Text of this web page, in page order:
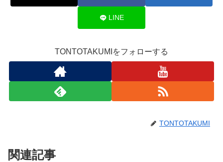
LINE
TONTOTAKUMIをフォローする
TONTOTAKUMI
関連記事